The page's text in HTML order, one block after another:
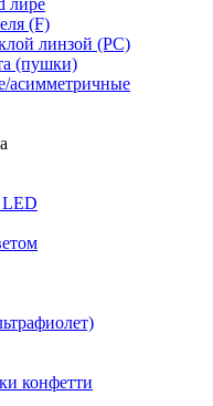
(F)
линзой (PC)
(пушки)
асимметричные
LED
конфетти